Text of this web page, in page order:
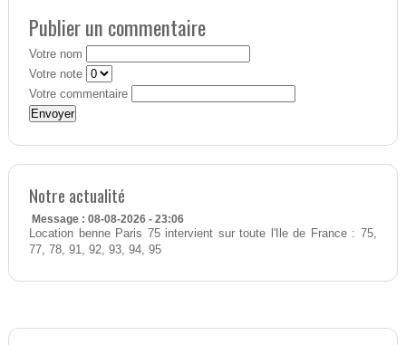
Publier un commentaire
Votre nom
Votre note
Votre commentaire
Notre actualité
Message : 08-08-2026 - 23:06
Location benne Paris 75 intervient sur toute l'Ile de France : 75,
77, 78, 91, 92, 93, 94, 95